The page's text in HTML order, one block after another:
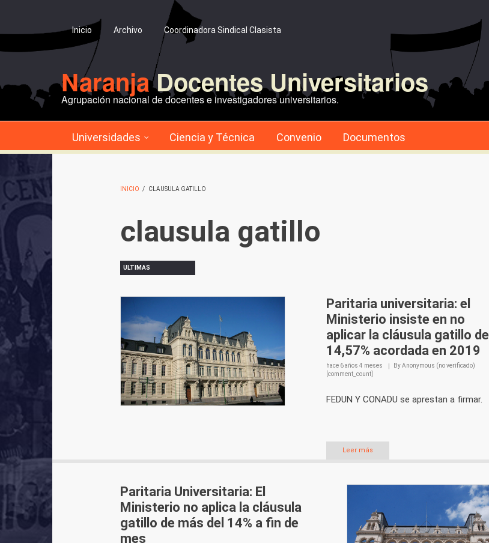
Inicio Archivo Coordinadora Sindical Clasista
NaranjaDocentes Universitarios
Agrupación nacional de docentes e investigadores universitarios.
Universidades Ciencia y Técnica Convenio Documentos
INICIO / CLAUSULA GATILLO
clausula gatillo
ULTIMAS
Paritaria universitaria: el
Ministerio insiste en no
aplicar la cláusula gatillo del
14,57% acordada en 2019
hace 6 años 4 meses ByAnonymous (no verificado)
[comment_count]
FEDUN Y CONADU se aprestan a firmar.
Leer más
Paritaria Universitaria: El
Ministerio no aplica la cláusula
gatillo de más del 14% a fin de
mes